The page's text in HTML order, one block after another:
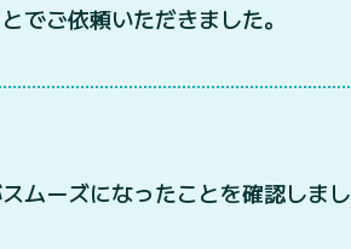
でご依頼いただきました。
ムーズになったことを確認しまし